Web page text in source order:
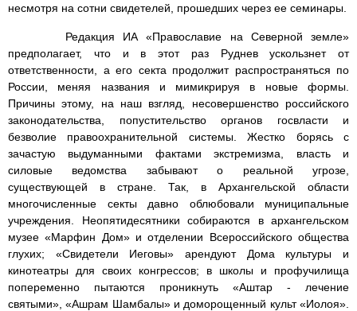
несмотря на сотни свидетелей, прошедших через ее семинары.
Редакция ИА «Православие на Северной земле»
предполагает, что и в этот раз Руднев ускользнет от
ответственности, а его секта продолжит распространяться по
России, меняя названия и мимикрируя в новые формы.
Причины этому, на наш взгляд, несовершенство российского
законодательства, попустительство органов госвласти и
безволие правоохранительной системы. Жестко борясь с
зачастую выдуманными фактами экстремизма, власть и
силовые ведомства забывают о реальной угрозе,
существующей в стране. Так, в Архангельской области
многочисленные секты давно облюбовали муниципальные
учреждения. Неопятидесятники собираются в архангельском
музее «Марфин Дом» и отделении Всероссийского общества
глухих; «Свидетели Иеговы» арендуют Дома культуры и
кинотеатры для своих конгрессов; в школы и профучилища
попеременно пытаются проникнуть «Аштар - лечение
святыми», «Ашрам Шамбалы» и доморощенный культ «Иолоя».